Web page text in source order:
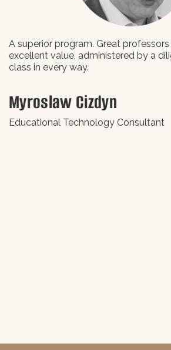
A superior program. Great professors
excellent value, administered by a
class in every way.
Myroslaw Cizdyn
Educational Technology Consultant